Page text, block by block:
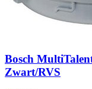
Bosch
Zwart/RVS